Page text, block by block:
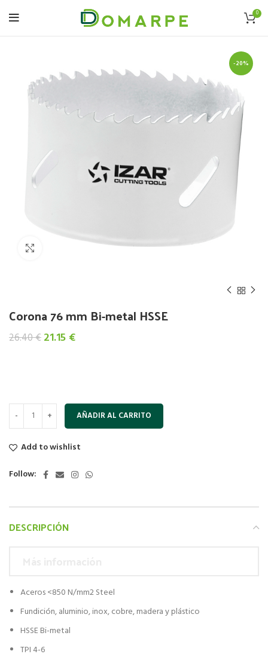
0
-20%
Corona 76 mm Bi-metal HSSE
26.40€El
21.15 €El
AÑADIR AL CARRITO
Add to wishlist
Follow:
DESCRIPCIÓN
Aceros <850 N/mm2 Steel
Fundición, aluminio, inox, cobre, madera y plástico
HSSE Bi-metal
TPI 4-6